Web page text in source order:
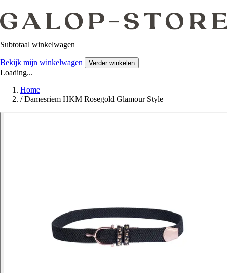
Subtotaal winkelwagen
Bekijk mijn winkelwagen Verder winkelen
Loading...
Home
/ Damesriem HKM Rosegold Glamour Style